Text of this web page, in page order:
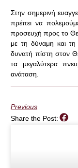
Στην σημερινή
πρέπει να
προσευχή προς το
με τη δύναμη και
δυνατή πίστη στον
τα μεγαλύτερα
ανάταση.
Previous
Share the Post: